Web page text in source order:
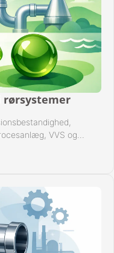
rørsystemer
VVS og